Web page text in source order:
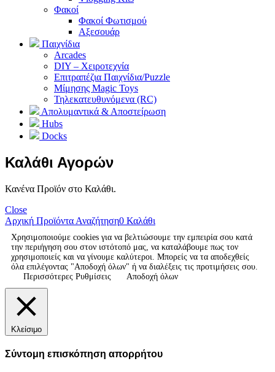
Φακοί
Φακοί Φωτισμού
Αξεσουάρ
Παιχνίδια
Arcades
DIY – Χειροτεχνία
Επιτραπέζια Παιχνίδια/Puzzle
Μίμησης Magic Toys
Τηλεκατευθυνόμενα (RC)
Απολυμαντικά & Αποστείρωση
Hubs
Docks
Καλάθι Αγορών
Κανένα Προϊόν στο Καλάθι.
Close
Αρχική Προϊόντα Αναζήτηση0 Καλάθι
Χρησιμοποιούμε cookies για να βελτιώσουμε την εμπειρία σου κατά
την περιήγηση σου στον ιστότοπό μας, να καταλάβουμε πως τον
χρησιμοποιείς και να γίνουμε καλύτεροι. Μπορείς να τα αποδεχθείς
όλα επιλέγοντας "Αποδοχή όλων" ή να διαλέξεις τις προτιμήσεις σου.
Περισσότερες Ρυθμίσεις
Αποδοχή όλων
Κλείσιμο
Σύντομη επισκόπηση απορρήτου